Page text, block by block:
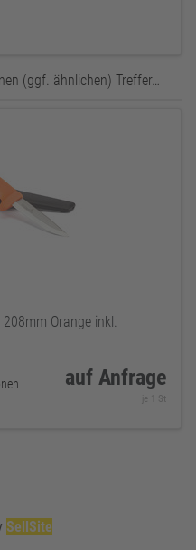
(ggf. ähnlichen) Treffer…
208mm Orange inkl.
auf Anfrage
je 1 St
SellSite